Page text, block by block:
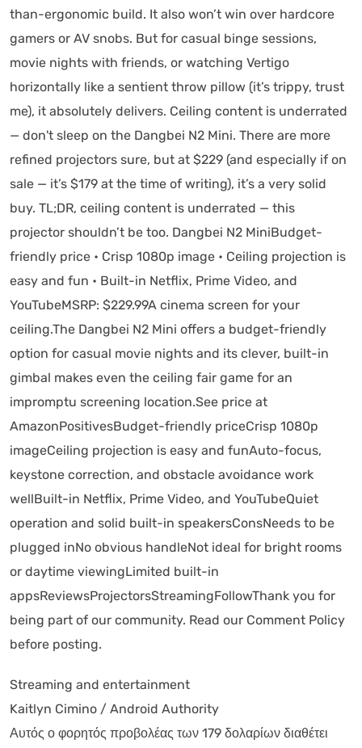
than-ergonomic build. It also won’t win over hardcore
gamers or AV snobs. But for casual binge sessions,
movie nights with friends, or watching Vertigo
horizontally like a sentient throw pillow (it’s trippy, trust
me), it absolutely delivers. Ceiling content is underrated
— don't sleep on the Dangbei N2 Mini. There are more
refined projectors sure, but at $229 (and especially if on
sale — it’s $179 at the time of writing), it’s a very solid
buy. TL;DR, ceiling content is underrated — this
projector shouldn’t be too. Dangbei N2 MiniBudget-
friendly price • Crisp 1080p image • Ceiling projection is
easy and fun • Built-in Netflix, Prime Video, and
YouTubeMSRP: $229.99A cinema screen for your
ceiling.The Dangbei N2 Mini offers a budget-friendly
option for casual movie nights and its clever, built-in
gimbal makes even the ceiling fair game for an
impromptu screening location.See price at
AmazonPositivesBudget-friendly priceCrisp 1080p
imageCeiling projection is easy and funAuto-focus,
keystone correction, and obstacle avoidance work
wellBuilt-in Netflix, Prime Video, and YouTubeQuiet
operation and solid built-in speakersConsNeeds to be
plugged inNo obvious handleNot ideal for bright rooms
or daytime viewingLimited built-in
appsReviewsProjectorsStreamingFollowThank you for
being part of our community. Read our Comment Policy
before posting.
Streaming and entertainment
Kaitlyn Cimino / Android Authority
Αυτός ο φορητός προβολέας των 179 δολαρίων διαθέτει